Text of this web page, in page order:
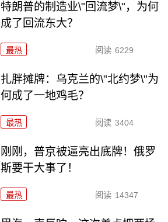
特朗普的制造业\"回流梦\"，为何
成了回流东大？
最热 阅读 6229
扎胖摊牌：乌克兰的\"北约梦\"为
何成了一地鸡毛？
最热 阅读 3404
刚刚，普京被逼亮出底牌！俄罗
斯要干大事了！
最热 阅读 14347